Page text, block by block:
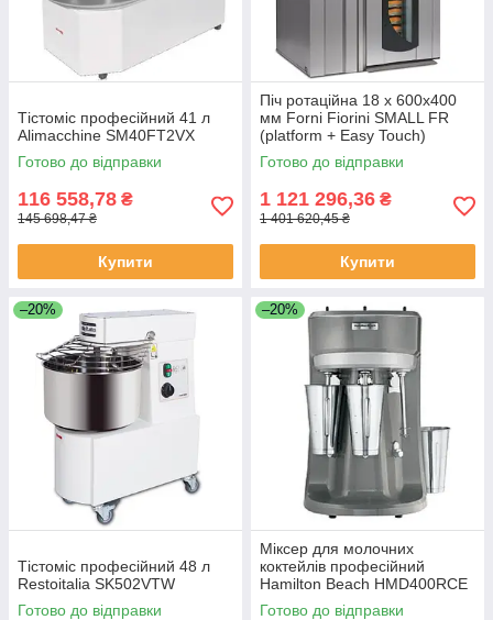
Тістоміс професійний 41 л
Alimacchine SM40FT2VX
Готово до відправки
116 558,78 ₴
145 698,47 ₴
Купити
Піч ротаційна 18 х 600х400
мм Forni Fiorini SMALL FR
(platform + Easy Touch)
Готово до відправки
1 121 296,36 ₴
1 401 620,45 ₴
Купити
–20%
Тістоміс професійний 48 л
Restoitalia SK502VTW
Готово до відправки
–20%
Міксер для молочних
коктейлів професійний
Hamilton Beach HMD400RCE
Готово до відправки